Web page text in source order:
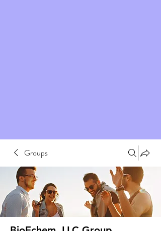
Groups